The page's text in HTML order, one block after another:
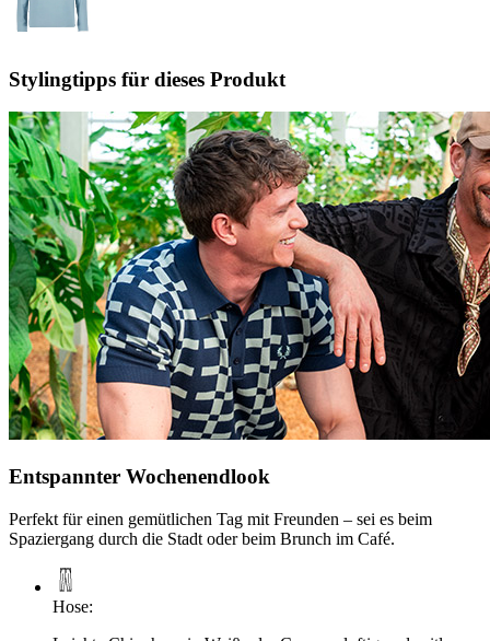
Stylingtipps für dieses Produkt
Entspannter Wochenendlook
Perfekt für einen gemütlichen Tag mit Freunden – sei es beim
Spaziergang durch die Stadt oder beim Brunch im Café.
Hose: